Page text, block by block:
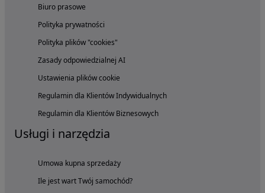
Biuro prasowe
Polityka prywatności
Polityka plików "cookies"
Zasady odpowiedzialnej AI
Ustawienia plików cookie
Regulamin dla Klientów Indywidualnych
Regulamin dla Klientów Biznesowych
Usługi i narzędzia
Umowa kupna sprzedaży
Ile jest wart Twój samochód?